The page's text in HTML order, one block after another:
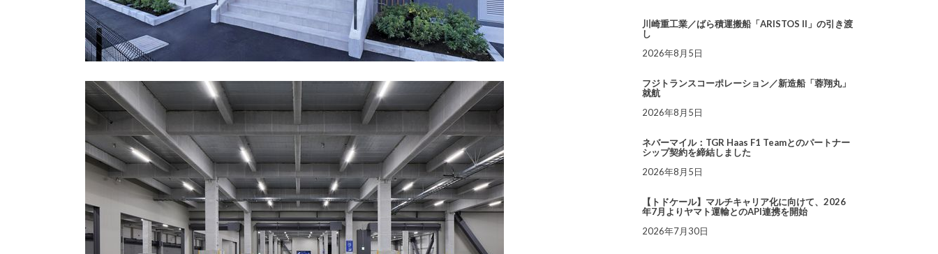
川崎重工業／ばら積運搬船「ARISTOS II」の引き渡
し
2026年8月5日
フジトランスコーポレーション／新造船「蓉翔丸」
就航
2026年8月5日
ネバーマイル：TGR Haas F1 Teamとのパートナー
シップ契約を締結しました
2026年8月5日
【トドケール】マルチキャリア化に向けて、2026
年7月よりヤマト運輸とのAPI連携を開始
2026年7月30日